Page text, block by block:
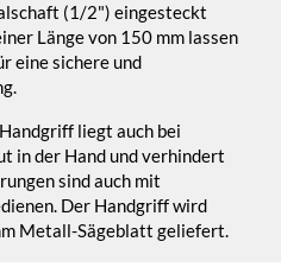
(1/2") eingesteckt
Länge von 150 mm lassen
eine sichere und
liegt auch bei
in der Hand und verhindert
sind auch mit
Der Handgriff wird
Metall-Sägeblatt geliefert.